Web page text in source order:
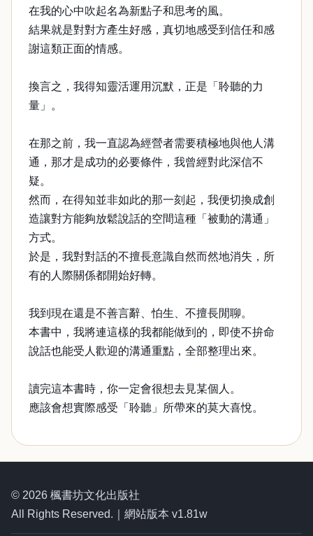
在我的心中吹起名為新點子和思考的風。
結果就是對對方產生好感，真切地感受到信任和感
謝這類正面的情感。
換言之，我得知靈活運用沉默，正是「聆聽的力
量」。
在那之前，我一直認為經營者需要積極地與他人溝
通，那才是成功的必要條件，我曾經對此深信不
疑。
然而，在得知並非如此的那一刻起，我便切換成創
造讓對方能夠放鬆說話的空間這種「被動的溝通」
方式。
於是，我對對話的不擅長意識自然而然地消失，所
有的人際關係都開始好轉。
我到現在還是不善言辭、怕生、不擅長閒聊。
本書中，我將連這樣的我都能做到的，即使不拚命
說話也能受人歡迎的溝通重點，全部整理出來。
讀完這本書時，你一定會很想去見某個人。
應該會想實際感受「聆聽」所帶來的莫大喜悅。
© 2026 楓書坊文化出版社
All Rights Reserved.｜網站版本 v1.81w